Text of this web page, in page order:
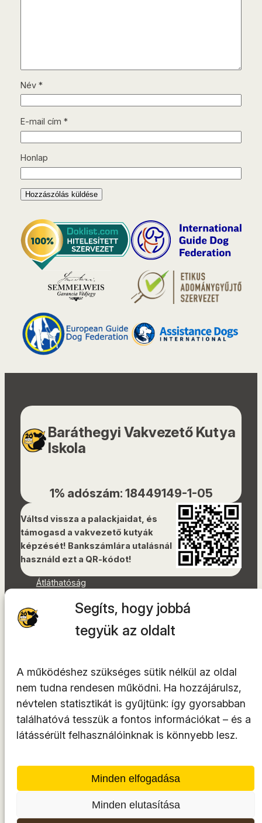
Segíts, hogy jobbá
tegyük az oldalt
A működéshez szükséges sütik nélkül az oldal
nem tudna rendesen működni. Ha hozzájárulsz,
névtelen statisztikát is gyűjtünk: így gyorsabban
találhatóvá tesszük a fontos információkat – és a
látássérült felhasználóinknak is könnyebb lesz.
Minden elfogadása
Minden elutasítása
Név *
E-mail cím *
Honlap
Baráthegyi Vakvezető Kutya
Iskola
1% adószám: 18449149-1-05
Váltsd vissza a palackjaidat, és
támogasd a vakvezető kutyák
képzését! Bankszámlára utalásnál
használd ezt a QR-kódot!
Átláthatóság
Akadálymentességi nyilatkozat
Oldaltérkép
YouTube
LinkedIn
TikTok
A tárhelyszolgáltató azINTEGRITY Kft.
© 2014-2026. Minden jog fenntartva.